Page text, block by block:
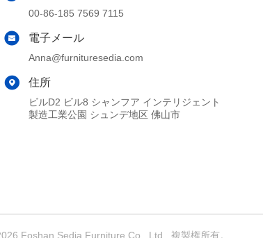
00-86-185 7569 7115
電子メール
Anna@furnituresedia.com
住所
ビルD2 ビル8 シャンフア インテリジェント
製造工業公園 シュンデ地区 佛山市
Foshan Sedia Furniture Co., Ltd . 複製権所有。